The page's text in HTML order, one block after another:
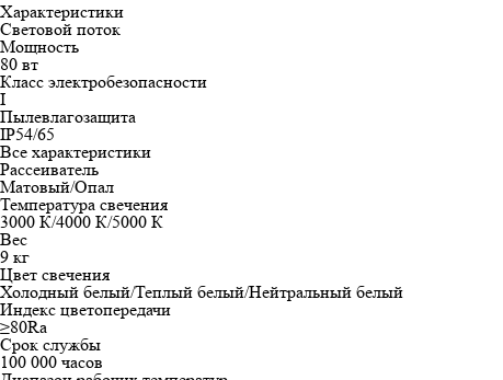
Характеристики
Световой поток
Мощность
80 вт
Класс электробезопасности
I
Пылевлагозащита
IP54/65
Все характеристики
Рассеиватель
Матовый/Опал
Температура свечения
3000 К/4000 К/5000 К
Вес
9 кг
Цвет свечения
Холодный белый/Теплый белый/Нейтральный белый
Индекс цветопередачи
≥80Ra
Срок службы
100 000 часов